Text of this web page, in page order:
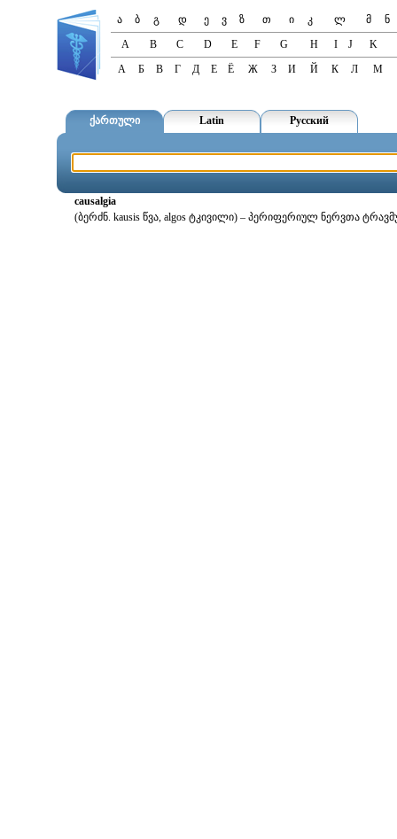
ა ბ გ დ ე ვ ზ თ ი კ ლ მ
ნ
A
B C D E F G H I J
K
А
Б В Г Д Е Ё Ж З И Й К Л М
ქართული Latin Русский
causalgia
(ბერძნ. kausis წვა, algos ტკივილი) – პერიფერიულ ნერვთა